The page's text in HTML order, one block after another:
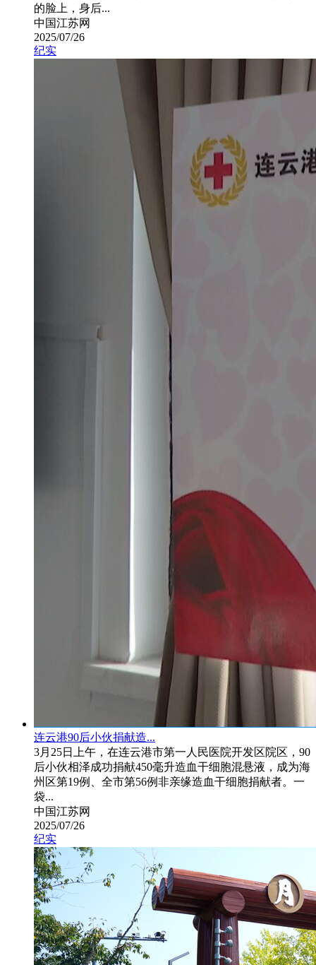
的脸上，身后...
中国江苏网
2025/07/26
纪实
连云港90后小伙捐献造...
3月25日上午，在连云港市第一人民医院开发区院区，90
后小伙相泽成功捐献450毫升造血干细胞混悬液，成为海
州区第19例、全市第56例非亲缘造血干细胞捐献者。一
袋...
中国江苏网
2025/07/26
纪实